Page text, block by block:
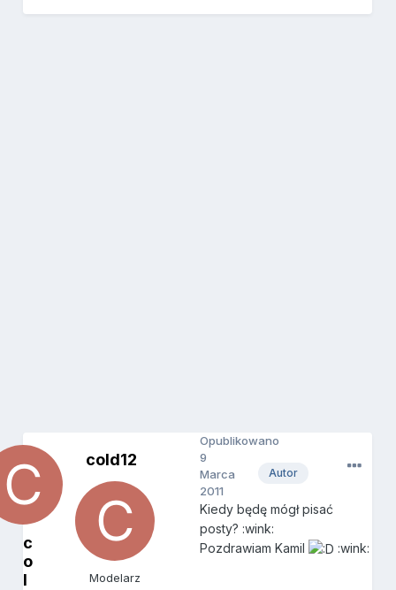
c
o
l
cold12
Modelarz
Autor
Opublikowano
9
Marca
2011
Kiedy będę mógł pisać
posty? :wink:
Pozdrawiam Kamil
:wink: